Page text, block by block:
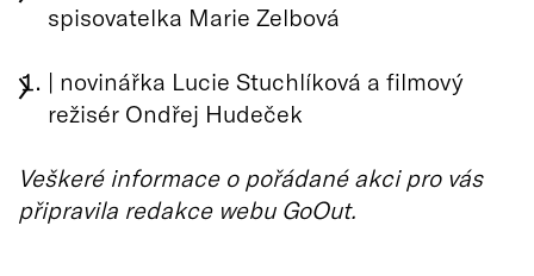
spisovatelka Marie Zelbová
| novinářka Lucie Stuchlíková a filmový
režisér Ondřej Hudeček
Veškeré informace o pořádané akci pro vás
připravila redakce webu GoOut.